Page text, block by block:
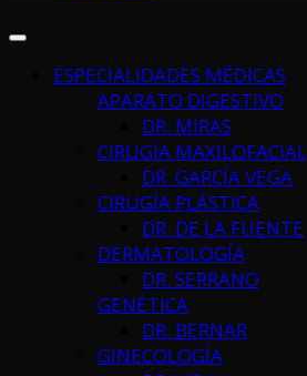
ESPECIALIDADES MÉDICAS
APARATO DIGESTIVO
DR. MIRAS
CIRUGÍA MAXILOFACIAL
DR. GARCÍA VEGA
CIRUGÍA PLÁSTICA
DR. DE LA FUENTE
DERMATOLOGÍA
DR. SERRANO
GENÉTICA
DR. BERNAR
GINECOLOGÍA